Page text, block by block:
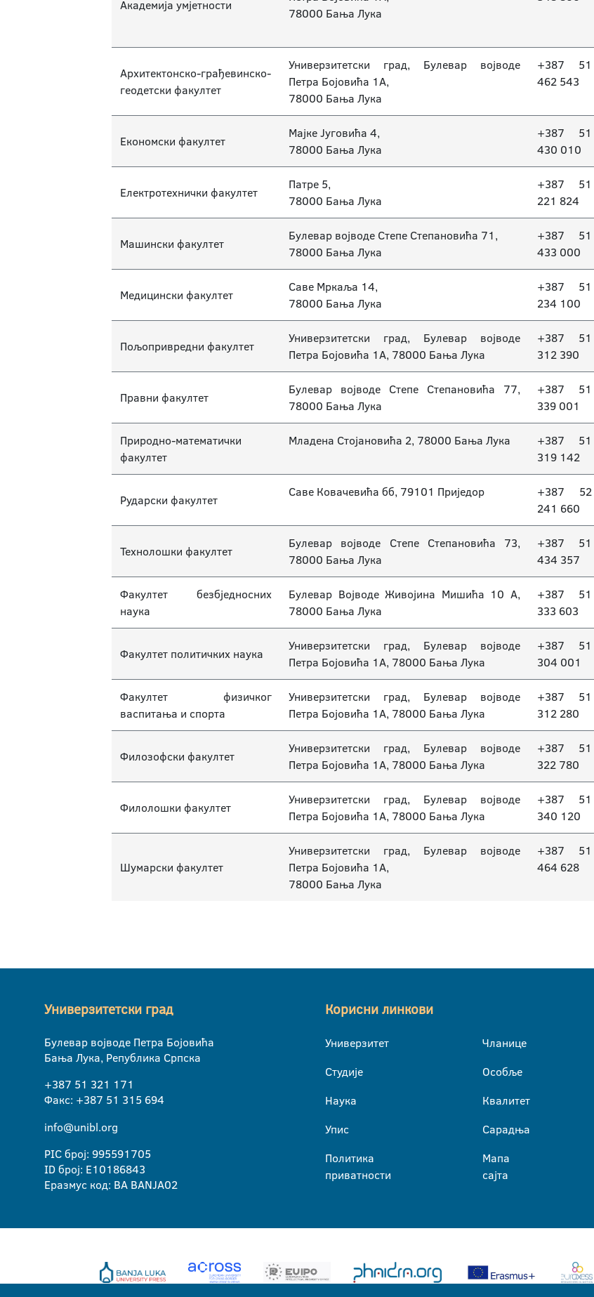
Академија умјетности
78000 Бања Лука
Архитектонско-грађевинско-
геодетски факултет
Универзитетски град, Булевар војводе
Петра Бојовића 1А,
78000 Бања Лука
+387 51
462 543
Економски факултет
Мајке Југовића 4,
78000 Бања Лука
+387 51
430 010
Електротехнички факултет
Патре 5,
78000 Бања Лука
+387 51
221 824
Машински факултет
Булевар војводе Степе Степановића 71,
78000 Бања Лука
+387 51
433 000
Медицински факултет
Саве Мркаља 14,
78000 Бања Лука
+387 51
234 100
Пољопривредни факултет
Универзитетски град, Булевар војводе
Петра Бојовића 1А, 78000 Бања Лука
+387 51
312 390
Правни факултет
Булевар војводе Степе Степановића 77,
78000 Бања Лука
+387 51
339 001
Природно-математички
факултет
Младена Стојановића 2, 78000 Бања Лука
+387 51
319 142
Рударски факултет
Саве Ковачевића бб, 79101 Приједор
+387 52
241 660
Технолошки факултет
Булевар војводе Степе Степановића 73,
78000 Бања Лука
+387 51
434 357
Факултет безбједносних
наука
Булевар Војводе Живојина Мишића 10 A,
78000 Бања Лука
+387 51
333 603
Факултет политичких наука
Универзитетски град, Булевар војводе
Петра Бојовића 1А, 78000 Бања Лука
+387 51
304 001
Факултет физичког
васпитања и спорта
Универзитетски град, Булевар војводе
Петра Бојовића 1А, 78000 Бања Лука
+387 51
312 280
Филозофски факултет
Универзитетски град, Булевар војводе
Петра Бојовића 1А, 78000 Бања Лука
+387 51
322 780
Филолошки факултет
Универзитетски град, Булевар војводе
Петра Бојовића 1А, 78000 Бања Лука
+387 51
340 120
Шумарски факултет
Универзитетски град, Булевар војводе
Петра Бојовића 1А,
78000 Бања Лука
+387 51
464 628
Универзитетски град
Булевар војводе Петра Бојовића
Бања Лука, Република Српска
+387 51 321 171
Факс: +387 51 315 694
info@unibl.org
PIC број: 995591705
ID број: E10186843
Еразмус код: BA BANJA02
Корисни линкови
Универзитет
Студије
Наука
Упис
Политика
приватности
Чланице
Особље
Квалитет
Сарадња
Мапа
сајта